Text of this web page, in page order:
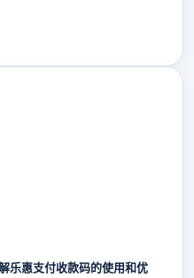
乐惠支付收款码的使用和优